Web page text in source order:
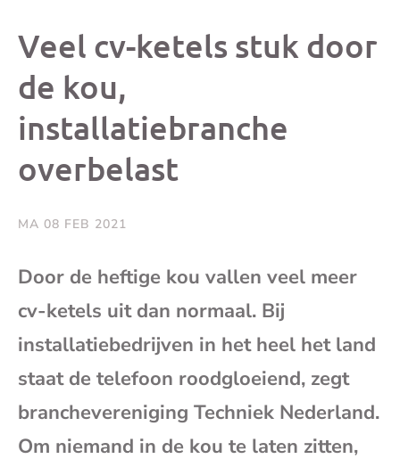
op
Veel cv-ketels stuk door
de kou,
installatiebranche
overbelast
MA 08 FEB 2021
Door de heftige kou vallen veel meer
cv-ketels uit dan normaal. Bij
installatiebedrijven in het heel het land
staat de telefoon roodgloeiend, zegt
branchevereniging Techniek Nederland.
Om niemand in de kou te laten zitten,